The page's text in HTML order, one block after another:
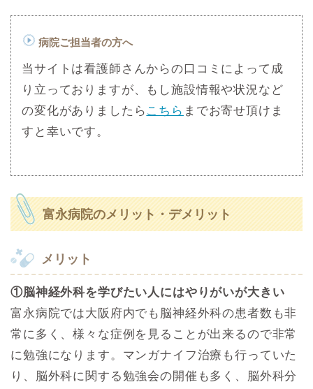
病院ご担当者の方へ
当サイトは看護師さんからの口コミによって成
り立っておりますが、もし施設情報や状況など
の変化がありましたら こちら までお寄せ頂けま
すと幸いです。
富永病院のメリット・デメリット
メリット
①脳神経外科を学びたい人にはやりがいが大きい
富永病院では大阪府内でも脳神経外科の患者数も非
常に多く、様々な症例を見ることが出来るので非常
に勉強になります。マンガナイフ治療も行っていた
り、脳外科に関する勉強会の開催も多く、脳外科分